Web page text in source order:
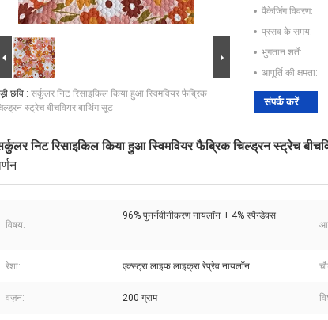
छवि : सर्कुलर निट रिसाइकिल किया हुआ स्विमवियर फैब्रिक
स्ट्रेच बीचवियर बाथिंग सूट
पैकेजिंग विवरण:
प्रसव के समय:
भुगतान शर्तें:
आपूर्ति की क्षमता:
संपर्क करें
निट रिसाइकिल किया हुआ स्विमवियर फैब्रिक चिल्ड्रन स्ट्रेच
विषय:
96% पुनर्नवीनीकरण नायलॉन + 4% स्पैन्डेक्स
रेशा: एक्स्ट्रा लाइफ लाइक्रा रेप्रेव नायलॉन
वज़न: 200 ग्राम